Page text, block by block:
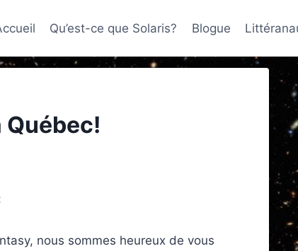
Qu’est-ce que Solaris? Blogue
Québec!
nous sommes heureux de vous